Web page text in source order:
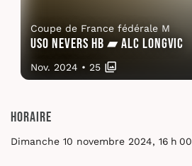
Coupe de France fédérale M
USO Nevers HB ▰ ALC Longvic
Nov. 2024 • 25
Horaire
Dimanche 10 novembre 2024, 16 h 00